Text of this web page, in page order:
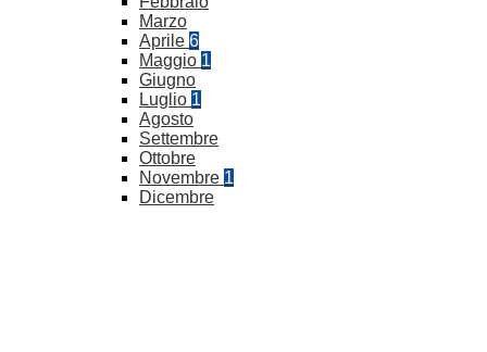
Marzo
Aprile 6
Maggio 1
Giugno
Luglio 1
Agosto
Settembre
Ottobre
Novembre 1
Dicembre